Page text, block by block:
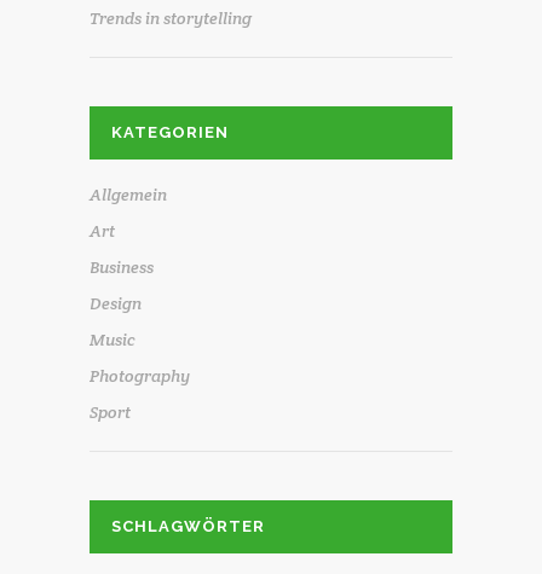
Trends in storytelling
KATEGORIEN
Allgemein
Art
Business
Design
Music
Photography
Sport
SCHLAGWÖRTER